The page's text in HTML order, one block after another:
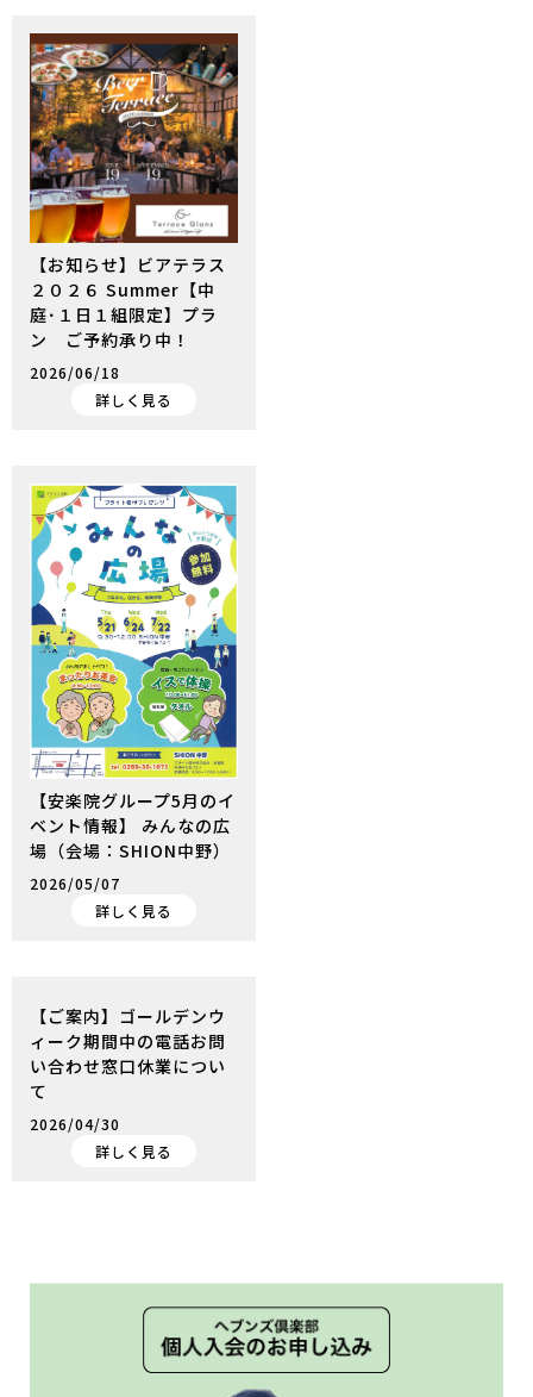
【お知らせ】ビアテラス
２０２６ Summer【中
庭･１日１組限定】プラ
ン ご予約承り中！
2026/06/18
詳しく見る
【安楽院グループ5月のイ
ベント情報】 みんなの広
場（会場：SHION中野）
2026/05/07
詳しく見る
【ご案内】ゴールデンウ
ィーク期間中の電話お問
い合わせ窓口休業につい
て
2026/04/30
詳しく見る